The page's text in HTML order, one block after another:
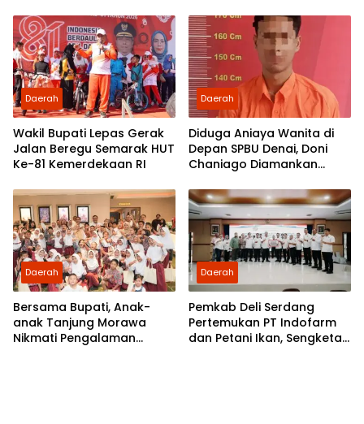
Morawa
Daerah
Wakil Bupati Lepas Gerak
Jalan Beregu Semarak HUT
Ke-81 Kemerdekaan RI
Daerah
Diduga Aniaya Wanita di
Depan SPBU Denai, Doni
Chaniago Diamankan
Daerah
Bersama Bupati, Anak-
anak Tanjung Morawa
Nikmati Pengalaman
Daerah
Pemkab Deli Serdang
Pertemukan PT Indofarm
dan Petani Ikan, Sengketa